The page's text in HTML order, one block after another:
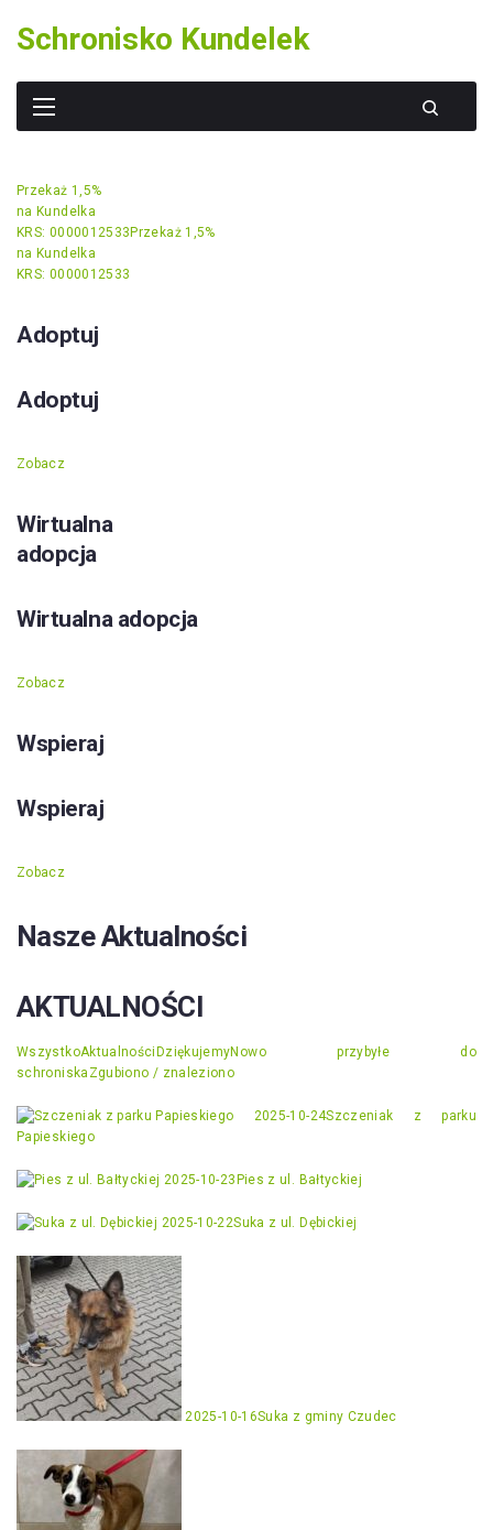
content
Schronisko Kundelek
Przekaż 1,5%
na Kundelka
KRS: 0000012533 Przekaż 1,5%
na Kundelka
KRS: 0000012533
Adoptuj
Adoptuj
Zobacz
Wirtualna
adopcja
Wirtualna adopcja
Zobacz
Wspieraj
Wspieraj
Zobacz
Nasze Aktualności
AKTUALNOŚCI
WszystkoAktualności DziękujemyNowo przybyłe do
schroniska Zgubiono / znaleziono
2025-10-24Szczeniak z parku
Papieskiego
2025-10-23 Pies z ul. Bałtyckiej
2025-10-22Suka z ul. Dębickiej
2025-10-16Suka z gminy Czudec